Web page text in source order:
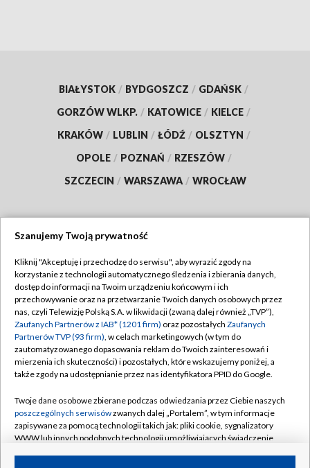
BIAŁYSTOK / BYDGOSZCZ / GDAŃSK /
GORZÓW WLKP. / KATOWICE / KIELCE /
KRAKÓW / LUBLIN / ŁÓDŹ / OLSZTYN /
OPOLE / POZNAŃ / RZESZÓW /
SZCZECIN / WARSZAWA / WROCŁAW
TVP
Abonament TVP
Emisja w TVP
Centrum informacji TVP
Naziemna Telewizja Cyfrowa
Rada Programowa
System NOS
Informacje o nadawcy
Regulamin TVP
Polityka prywatności
Moje zgody
Pomoc
Kontakt
Kanały
Szanujemy Twoją prywatność
Kliknij "Akceptuję i przechodzę do serwisu", aby wyrazić zgody na
korzystanie z technologii automatycznego śledzenia i zbierania danych,
dostęp do informacji na Twoim urządzeniu końcowym i ich
przechowywanie oraz na przetwarzanie Twoich danych osobowych przez
nas, czyli Telewizję Polską S.A. w likwidacji (zwaną dalej również „TVP”),
Zaufanych Partnerów z IAB* (1201 firm) oraz pozostałych Zaufanych
Partnerów TVP (93 firm), w celach marketingowych (w tym do
zautomatyzowanego dopasowania reklam do Twoich zainteresowań i
mierzenia ich skuteczności) i pozostałych, które wskazujemy poniżej, a
także zgody na udostępnianie przez nas identyfikatora PPID do Google.
Twoje dane osobowe zbierane podczas odwiedzania przez Ciebie naszych
poszczególnych serwisówzwanych dalej „Portalem”, w tym informacje
zapisywane za pomocą technologii takich jak: pliki cookie, sygnalizatory
WWW lub innych podobnych technologii umożliwiających świadczenie